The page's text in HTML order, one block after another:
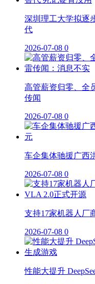
深圳理工大学拟逐
代
2026-07-08 0
高管薪资归零、全
传闻
2026-07-08 0
车企集体驰援广西
2026-07-08 0
支持17家机器人厂
2026-07-08 0
性能大提升